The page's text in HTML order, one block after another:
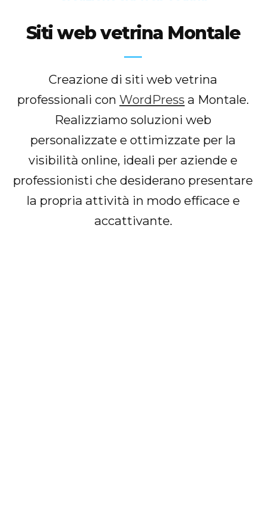
Siti web vetrina Montale
Creazione di siti web vetrina
professionali con WordPress a Montale.
Realizziamo soluzioni web
personalizzate e ottimizzate per la
visibilità online, ideali per aziende e
professionisti che desiderano presentare
la propria attività in modo efficace e
accattivante.